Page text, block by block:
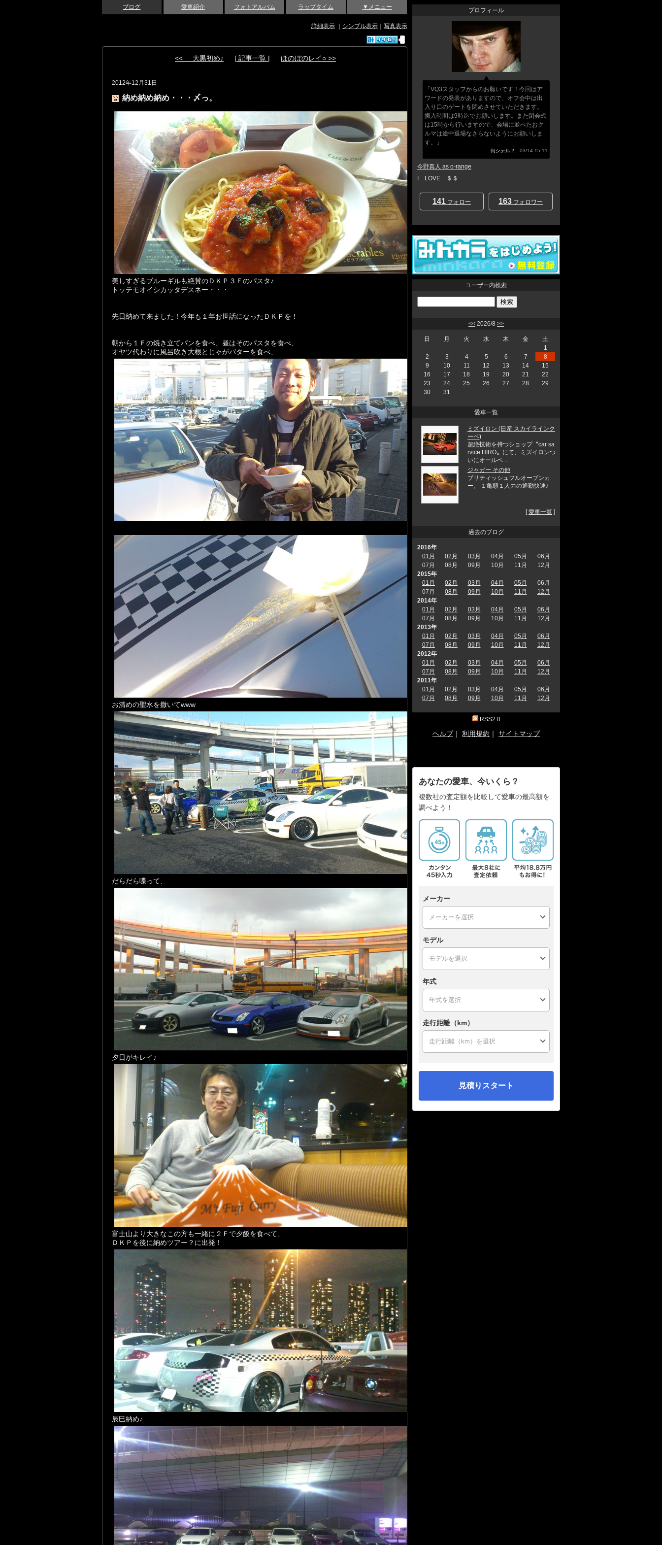
ブログ 愛車紹介 フォトアルバム ラップタイム ▼メニュー
詳細表示 シンプル表示 写真表示
<< 大黒初め♪ | 記事一覧 | ほのぼのレイ○ >>
2012年12月31日
納め納め納め・・・〆っ。
美しすぎるブルーギルも絶賛のＤＫＰ３Ｆのパスタ♪
トッテモオイシカッタデスネー・・・
先日納めて来ました！今年も１年お世話になったＤＫＰを！
朝から１Ｆの焼き立てパンを食べ、昼はそのパスタを食べ、
オヤツ代わりに風呂吹き大根とじゃがバターを食べ、
お清めの聖水を撒いてwww
だらだら喋って、
夕日がキレイ♪
富士山より大きなこの方も一緒に２Ｆで夕飯を食べて、
ＤＫＰを後に納めツアー？に出発！
辰巳納め♪
プロフィール
「VQ3スタッフからのお願いです！今回はア
ワードの発表がありますので、オフ会中は出
入り口のゲートを閉めさせていただきます。
搬入時間は9時迄でお願いします。また閉会式
は15時から行いますので、会場に並べたおク
ルマは途中退場なさらないようにお願いしま
す。」
何シテル？ 03/14 15:11
今野真人 as o-range
I LOVE ＄＄
141 フォロー 163 フォロワー
ユーザー内検索
<< 2026/8 >>
日 月 火 水 木 金
土
1
2
3 4 5 6 7
8
9
10 11 12 13 14
15
16
17 18 19 20 21
22
23
24 25 26 27 28
29
30
31
愛車一覧
ミズイロン (日産 スカイラインク
ーペ)
超絶技術を持つショップ〝car sa
rvice HIRO〟にて、ミズイロンつ
いにオールペ ...
ジャガー その他
ブリティッシュフルオープンカ
ー。 １亀頭１人力の通勤快速♪
[愛車一覧 ]
過去のブログ
2016年
01月
02月 03月 04月 05月
06月
07月
08月 09月 10月 11月
12月
2015年
01月
02月 03月 04月 05月
06月
07月
08月 09月 10月 11月
12月
2014年
01月
02月 03月 04月 05月
06月
07月
08月 09月 10月 11月
12月
2013年
01月
02月 03月 04月 05月
06月
07月
08月 09月 10月 11月
12月
2012年
01月
02月 03月 04月 05月
06月
07月
08月 09月 10月 11月
12月
2011年
01月
02月 03月 04月 05月
06月
07月
08月 09月 10月 11月 12月
RSS2.0
ヘルプ｜ 利用規約 ｜ サイトマップ
あなたの愛車、今いくら？
複数社の査定額を比較して愛車の最高額を
調べよう！
メーカー
モデル
年式
走行距離（km）
見積りスタート